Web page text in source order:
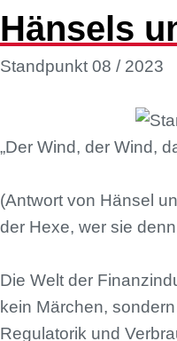
Hänsels
Standpunkt 08 / 2023
„Der Wind, der Wind,
(Antwort von Hänsel
der Hexe, wer sie
Die Welt der
kein Märchen,
Regulatorik und